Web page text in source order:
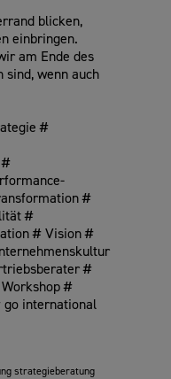
blicken,
einbringen.
am Ende des
sind, wenn auch
#
#
#
#
# Vision #
#
#
international
strategieberatung